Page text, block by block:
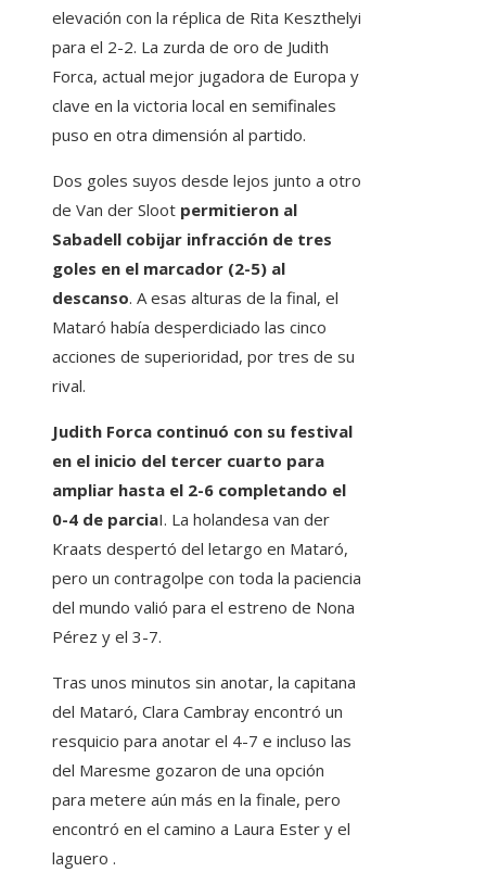
elevación con la réplica de Rita Keszthelyi
para el 2-2. La zurda de oro de Judith
Forca, actual mejor jugadora de Europa y
clave en la victoria local en semifinales
puso en otra dimensión al partido.
Dos goles suyos desde lejos junto a otro
de Van der Sloot permitieron al
Sabadell cobijar infracción de tres
goles en el marcador (2-5) al
descanso. A esas alturas de la final, el
Mataró había desperdiciado las cinco
acciones de superioridad, por tres de su
rival.
Judith Forca continuó con su festival
en el inicio del tercer cuarto para
ampliar hasta el 2-6 completando el
0-4 de parciaI. La holandesa van der
Kraats despertó del letargo en Mataró,
pero un contragolpe con toda la paciencia
del mundo valió para el estreno de Nona
Pérez y el 3-7.
Tras unos minutos sin anotar, la capitana
del Mataró, Clara Cambray encontró un
resquicio para anotar el 4-7 e incluso las
del Maresme gozaron de una opción
para metere aún más en la finale, pero
encontró en el camino a Laura Ester y el
laguero .